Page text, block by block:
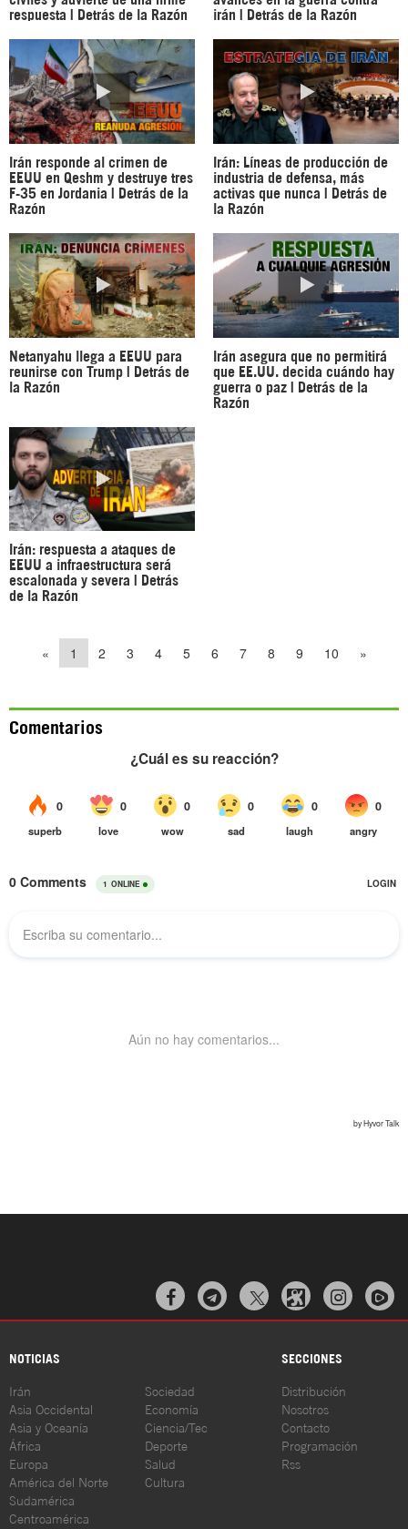
respuesta | Detrás de la Razón
irán | Detrás de la Razón
Irán responde al crimen de
EEUU en Qeshm y destruye tres
F-35 en Jordania | Detrás de la
Razón
Irán: Líneas de producción de
industria de defensa, más
activas que nunca | Detrás de
la Razón
Netanyahu llega a EEUU para
reunirse con Trump | Detrás de
la Razón
Irán asegura que no permitirá
que EE.UU. decida cuándo hay
guerra o paz | Detrás de la
Razón
Irán: respuesta a ataques de
EEUU a infraestructura será
escalonada y severa | Detrás
de la Razón
« 1 2 3 4 5 6 7 8 9 10 »
Comentarios
  
NOTICIAS SECCIONES
Irán
Asia Occidental
Asia y Oceanía
África
Europa
América del Norte
Sudamérica
Centroamérica
Sociedad
Economía
Ciencia/Tec
Deporte
Salud
Cultura
Distribución
Nosotros
Contacto
Programación
Rss